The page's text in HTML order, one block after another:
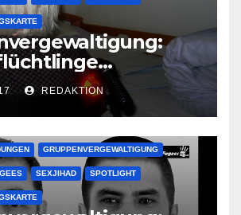
bettlägerige
REDAKTION
GRUPPENVERGEWALTIGUNG
SEXJIHAD SPOTLIGHT